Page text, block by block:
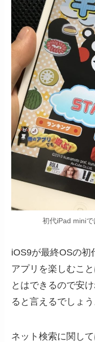
初代iPad mini
iOS9が最終OSの初
アプリを楽しむこ
とはできるので安
ると言えるでしょう
ネット検索に関し